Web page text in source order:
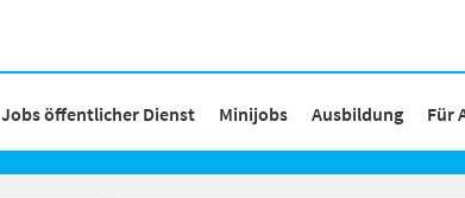
Jobs öffentlicher Dienst Minijobs Ausbildung Für